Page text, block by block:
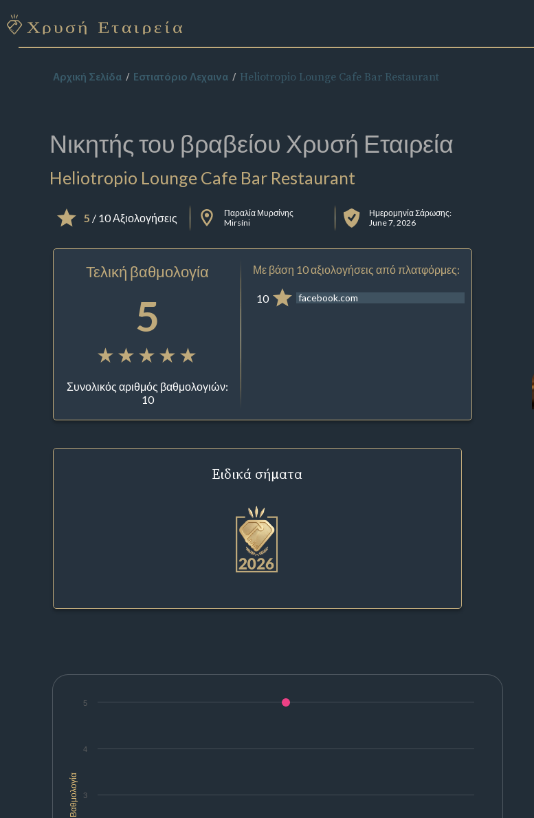
Αρχική Σελίδα Εστιατόριο Λεχαινα Heliotropio Lounge Cafe Bar Restaurant
Νικητής του βραβείου Χρυσή Εταιρεία
Heliotropio Lounge Cafe Bar Restaurant
5 / 10 Αξιολογήσεις
Παραλία Μυρσίνης
Mirsíni
Ημερομηνία Σάρωσης:
June 7, 2026
Τελική βαθμολογία
5
Συνολικός αριθμός βαθμολογιών:
10
Με βάση 10 αξιολογήσεις από πλατφόρμες:
10 facebook.com
Ειδικά σήματα
Βαθμολογία 3
4
5